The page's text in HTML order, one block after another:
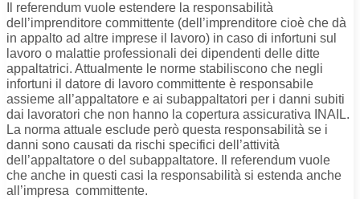
Il referendum vuole estendere la responsabilità
dell’imprenditore committente (dell’imprenditore cioè che dà
in appalto ad altre imprese il lavoro) in caso di infortuni sul
lavoro o malattie professionali dei dipendenti delle ditte
appaltatrici. Attualmente le norme stabiliscono che negli
infortuni il datore di lavoro committente è responsabile
assieme all’appaltatore e ai subappaltatori per i danni subiti
dai lavoratori che non hanno la copertura assicurativa INAIL.
La norma attuale esclude però questa responsabilità se i
danni sono causati da rischi specifici dell’attività
dell’appaltatore o del subappaltatore. Il referendum vuole
che anche in questi casi la responsabilità si estenda anche
all’impresa committente.